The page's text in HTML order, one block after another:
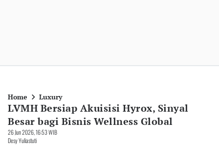
Home Luxury
LVMH Bersiap Akuisisi Hyrox, Sinyal
Besar bagi Bisnis Wellness Global
26 Jun 2026, 16:53 WIB
Desy Yuliastuti